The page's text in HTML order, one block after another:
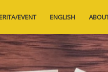
EVENT ENGLISH